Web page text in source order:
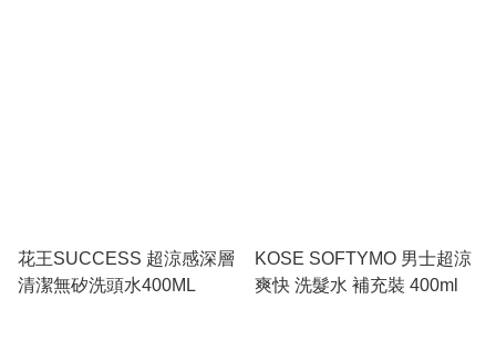
花王SUCCESS 超涼感深層
清潔無矽洗頭水400ML
KOSE SOFTYMO 男士超涼
爽快 洗髮水 補充裝 400ml